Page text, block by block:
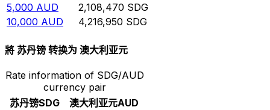
5,000 AUD 2,108,470 SDG
10,000 AUD 4,216,950 SDG
將 苏丹镑 转换为 澳大利亚元
Rate information of SDG/AUD
currency pair
苏丹镑SDG 澳大利亚元AUD